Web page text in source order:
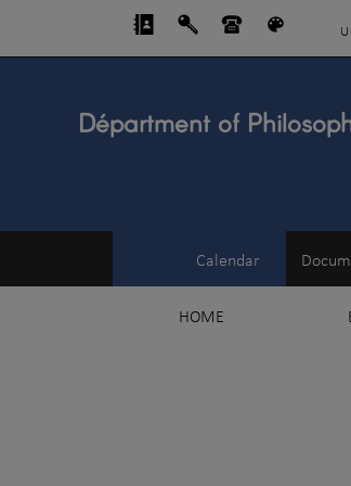
Départment of
Calendar
HOME